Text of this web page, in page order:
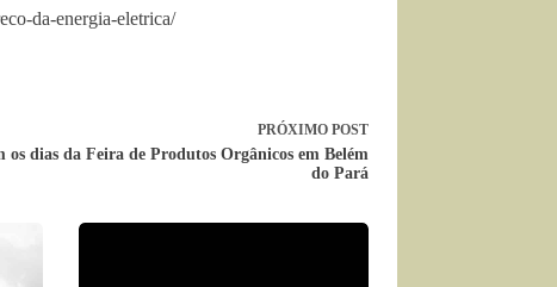
da-energia-eletrica/
PRÓXIMO POST
os dias da Feira de Produtos Orgânicos em Belém
do Pará